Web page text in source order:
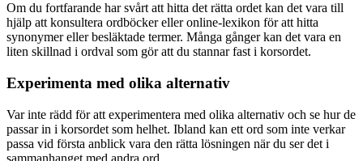
Om du fortfarande har svårt att hitta det rätta ordet kan det vara till
hjälp att konsultera ordböcker eller online-lexikon för att hitta
synonymer eller besläktade termer. Många gånger kan det vara en
liten skillnad i ordval som gör att du stannar fast i korsordet.
Experimenta med olika alternativ
Var inte rädd för att experimentera med olika alternativ och se hur de
passar in i korsordet som helhet. Ibland kan ett ord som inte verkar
passa vid första anblick vara den rätta lösningen när du ser det i
sammanhanget med andra ord.